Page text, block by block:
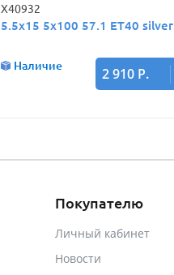
X40932
5.5x15 5x100 57.1 ET40 silver
Наличие 2 910 Р.
Покупателю
Личный кабинет
Новости